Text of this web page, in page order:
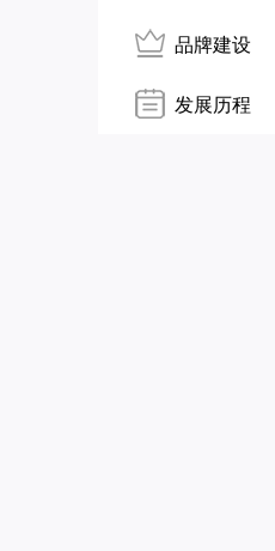
品牌建设
发展历程